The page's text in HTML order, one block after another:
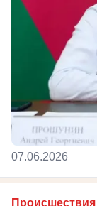
07.06.2026
Происшествия